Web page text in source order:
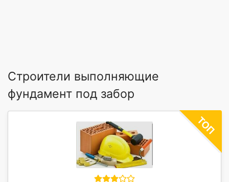
Строители выполняющие
фундамент под забор